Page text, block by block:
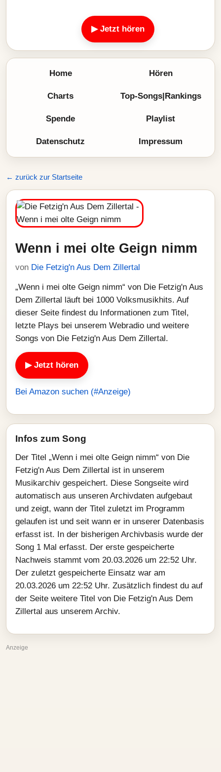
▶ Jetzt hören
Home Hören
Charts Top-Songs|Rankings
Spende Playlist
Datenschutz Impressum
← zurück zur Startseite
Wenn i mei olte Geign nimm
von Die Fetzig'n Aus Dem Zillertal
„Wenn i mei olte Geign nimm“ von Die Fetzig'n Aus
Dem Zillertal läuft bei 1000 Volksmusikhits. Auf
dieser Seite findest du Informationen zum Titel,
letzte Plays bei unserem Webradio und weitere
Songs von Die Fetzig'n Aus Dem Zillertal.
▶ Jetzt hören
Bei Amazon suchen (#Anzeige)
Infos zum Song
Der Titel „Wenn i mei olte Geign nimm“ von Die
Fetzig'n Aus Dem Zillertal ist in unserem
Musikarchiv gespeichert. Diese Songseite wird
automatisch aus unseren Archivdaten aufgebaut
und zeigt, wann der Titel zuletzt im Programm
gelaufen ist und seit wann er in unserer Datenbasis
erfasst ist. In der bisherigen Archivbasis wurde der
Song 1 Mal erfasst. Der erste gespeicherte
Nachweis stammt vom 20.03.2026 um 22:52 Uhr.
Der zuletzt gespeicherte Einsatz war am
20.03.2026 um 22:52 Uhr. Zusätzlich findest du auf
der Seite weitere Titel von Die Fetzig'n Aus Dem
Zillertal aus unserem Archiv.
Anzeige